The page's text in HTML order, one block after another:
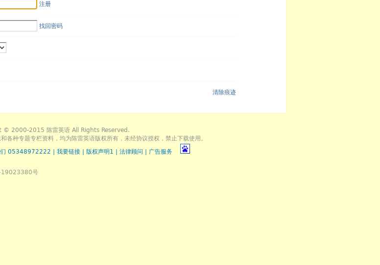
注册
找回密码
清除痕迹
© 2000-2015 陈雷英语 All Rights Reserved.
各种专题专栏资料，均为陈雷英语版权所有，未经协议授权，禁止下载使用。
们 05348972222 我要链接 版权声明1 法律顾问 广告服务
19023380号